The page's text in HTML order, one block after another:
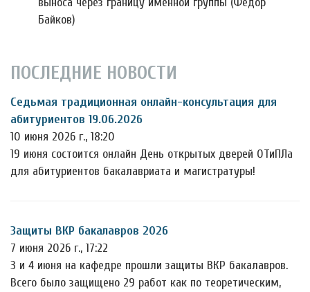
Байков)
ПОСЛЕДНИЕ НОВОСТИ
Седьмая традиционная онлайн-консультация для
абитуриентов 19.06.2026
10 июня 2026 г., 18:20
19 июня состоится онлайн День открытых дверей ОТиПЛа
для абитуриентов бакалавриата и магистратуры!
Защиты ВКР бакалавров 2026
7 июня 2026 г., 17:22
3 и 4 июня на кафедре прошли защиты ВКР бакалавров.
Всего было защищено 29 работ как по теоретическим,